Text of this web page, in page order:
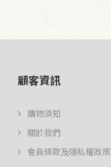
顧客資訊
購物須知
關於我們
會員條款及隱私權政策